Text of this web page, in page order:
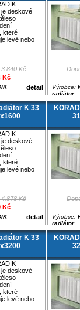
je deskové
které
levé nebo
Kč
Kč
detail
Výrobce:
radiátor
K 33
je deskové
které
levé nebo
Kč
Kč
detail
Výrobce:
radiátor
K 33
je deskové
které
levé nebo